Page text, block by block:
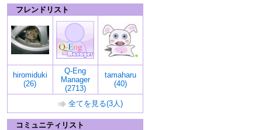
フレンドリスト
hiromiduki
(26)
Q-Eng
Manager
(2713)
tamaharu
(40)
全てを見る(3人)
コミュニティリスト